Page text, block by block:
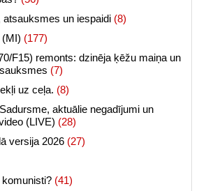
un iespaidi (8)
(177)
F15) remonts: dzinēja ķēžu maiņa un
(7)
uz ceļa. (8)
aktuālie negadījumi un
(LIVE) (28)
versija 2026 (27)
(41)